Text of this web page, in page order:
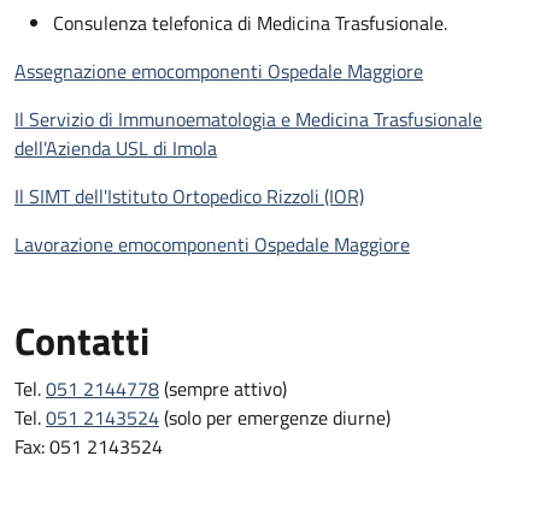
Consulenza telefonica di Medicina Trasfusionale.
Assegnazione emocomponenti Ospedale Maggiore
Il Servizio di Immunoematologia e Medicina Trasfusionale
dell'Azienda USL di Imola
Il SIMT dell'Istituto Ortopedico Rizzoli (IOR)
Lavorazione emocomponenti Ospedale Maggiore
Contatti
Tel.051 2144778(sempre attivo)
Tel.051 2143524(solo per emergenze diurne)
Fax: 051 2143524